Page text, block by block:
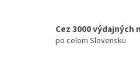
Cez 3000 výdajných
po celom Slovensku